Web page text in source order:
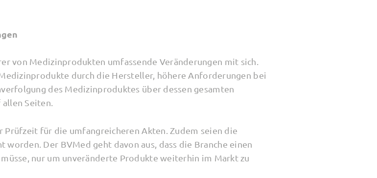
von Medizinprodukten umfassende Veränderungen mit sich.
durch die Hersteller, höhere Anforde­rungen bei
des Medizinproduktes über dessen gesamten
Seiten.
für die umfangreicheren Akten. Zudem seien die
Der BVMed geht davon aus, dass die Branche einen
nur um unveränderte Produkte weiterhin im Markt zu